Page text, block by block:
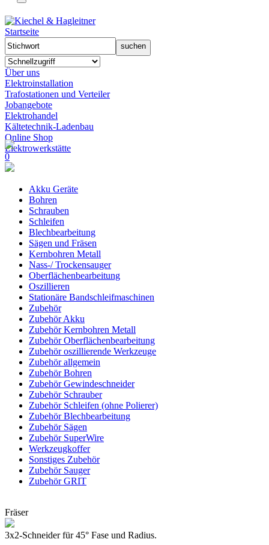
Startseite
Über uns
Elektroinstallation
Trafostationen und Verteiler
Jobangebote
Elektrohandel
Kältetechnik-Ladenbau
Online Shop
Elektrowerkstätte
0
Akku Geräte
Bohren
Schrauben
Schleifen
Blechbearbeitung
Sägen und Fräsen
Kernbohren Metall
Nass-/ Trockensauger
Oberflächenbearbeitung
Oszillieren
Stationäre Bandschleifmaschinen
Zubehör
Zubehör Akku
Zubehör Kernbohren Metall
Zubehör Oberflächenbearbeitung
Zubehör oszillierende Werkzeuge
Zubehör allgemein
Zubehör Bohren
Zubehör Gewindeschneider
Zubehör Schrauber
Zubehör Schleifen (ohne Polierer)
Zubehör Blechbearbeitung
Zubehör Sägen
Zubehör SuperWire
Werkzeugkoffer
Sonstiges Zubehör
Zubehör Sauger
Zubehör GRIT
Fräser
3x2-Schneider für 45° Fase und Radius.